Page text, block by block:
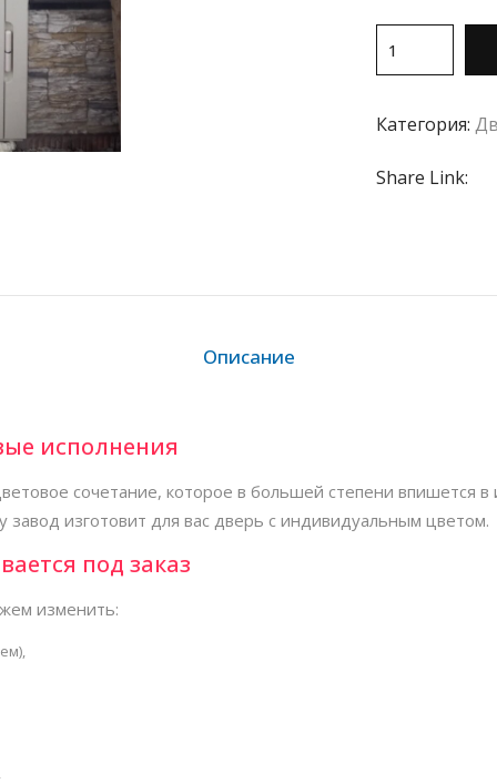
Категория:
Share Link:
Описание
исполнения
сочетание, которое в большей степени впишется в
завод изготовит для вас дверь с индивидуальным цветом.
под заказ
изменить: